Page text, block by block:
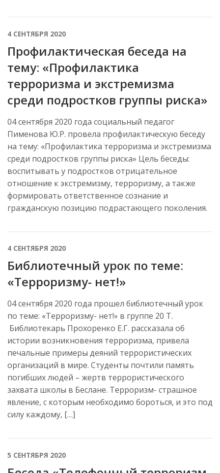
4 СЕНТЯБРЯ 2020
Профилактическая беседа на
тему: «Профилактика
терроризма и экстремизма
среди подростков группы риска»
04 сентября 2020 года социальный педагог
Пименова Ю.Р. провела профилактическую беседу
на тему: «Профилактика терроризма и экстремизма
среди подростков группы риска» Цель беседы:
воспитывать у подростков отрицательное
отношение к экстремизму, терроризму, а также
формировать ответственное сознание и
гражданскую позицию подрастающего поколения.
4 СЕНТЯБРЯ 2020
Библиотечный урок по теме:
«Терроризму- нет!»
04 сентября 2020 года прошел библиотечный урок
по теме: «Терроризму- нет!» в группе 20 Т.
Библиотекарь Прохоренко Е.Г. рассказала об
истории возникновения терроризма, привела
печальные примеры деяний террористических
организаций в мире. Студенты почтили память
погибших людей – жертв террористического
захвата школы в Беслане. Терроризм- страшное
явление, с которым необходимо бороться, и это под
силу каждому, […]
5 СЕНТЯБРЯ 2020